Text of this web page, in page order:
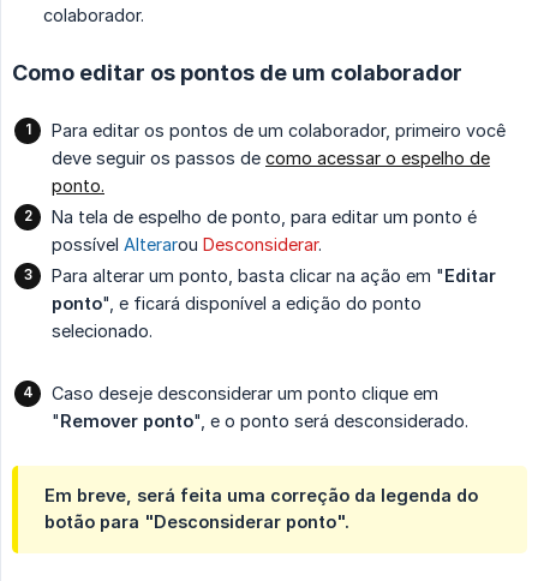
colaborador.
Como editar os pontos de um colaborador
Para editar os pontos de um colaborador, primeiro você
deve seguir os passos de como acessar o espelho de
ponto.
Na tela de espelho de ponto, para editar um ponto é
possível Alterarou Desconsiderar.
Para alterar um ponto, basta clicar na ação em "Editar
ponto", e ficará disponível a edição do ponto
selecionado.
Caso deseje desconsiderar um ponto clique em
"Remover ponto", e o ponto será desconsiderado.
Em breve, será feita uma correção da legenda do
botão para "Desconsiderar ponto".